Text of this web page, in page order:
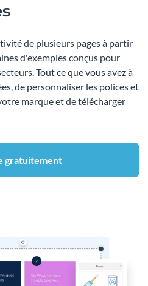
de plusieurs pages à partir
d'exemples conçus pour
Tout ce que vous avez à
de personnaliser les polices et
marque et de télécharger
gratuitement